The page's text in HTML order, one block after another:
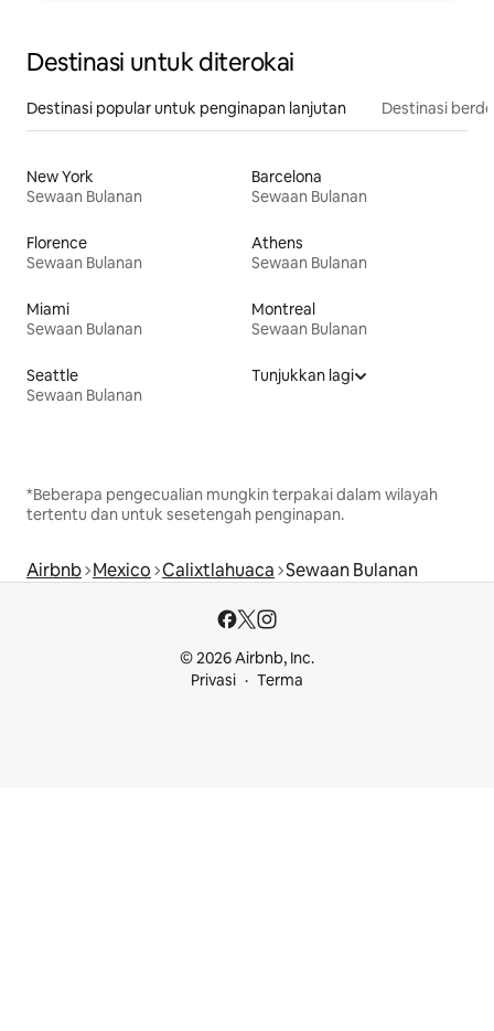
Destinasi untuk diterokai
Destinasi popular untuk penginapan lanjutan Destinasi
New York
Sewaan Bulanan
Barcelona
Sewaan Bulanan
Florence
Sewaan Bulanan
Athens
Sewaan Bulanan
Miami
Sewaan Bulanan
Montreal
Sewaan Bulanan
Seattle
Sewaan Bulanan
Tunjukkan lagi
*Beberapa pengecualian mungkin terpakai dalam wilayah
tertentu dan untuk sesetengah penginapan.
Airbnb Mexico Calixtlahuaca Sewaan Bulanan
© 2026 Airbnb, Inc.
Privasi
Terma